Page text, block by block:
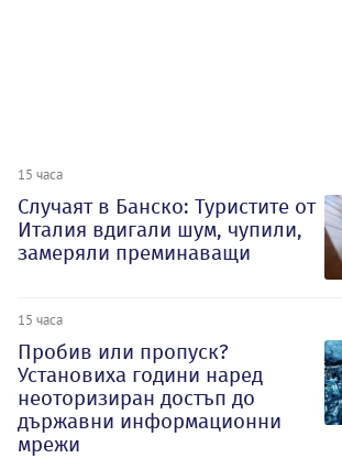
15 часа
Случаят в Банско: Туристите от
Италия вдигали шум, чупили,
замеряли преминаващи
15 часа
Пробив или пропуск?
Установиха години наред
неоторизиран достъп до
държавни информационни
мрежи